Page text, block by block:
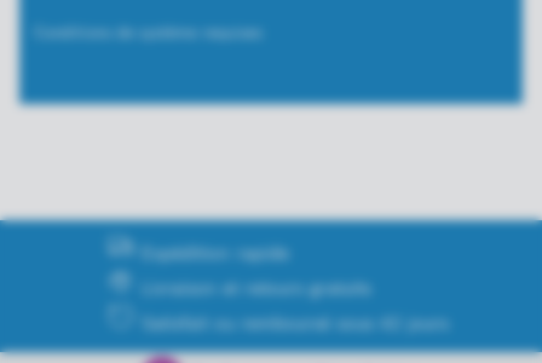
Expédition rapide
Livraison et retours gratuits
Satisfait ou remboursé sous 42 jours